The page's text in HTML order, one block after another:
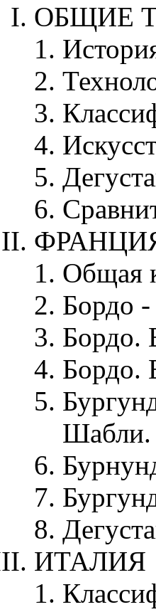
ОБЩИЕ
Общая
Бордо -
Бордо.
Бордо.
Шабли.
ИТАЛИЯ